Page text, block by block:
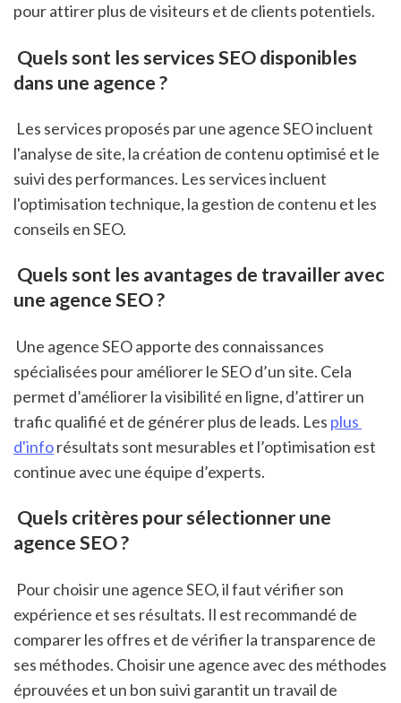
pour attirer plus de visiteurs et de clients potentiels.
dans une agence ?
l'analyse de site, la création de contenu optimisé et le
suivi des performances. Les services incluent
l'optimisation technique, la gestion de contenu et les
conseils en SEO.
une agence SEO ?
spécialisées pour améliorer le SEO d’un site. Cela
permet d’améliorer la visibilité en ligne, d’attirer un
trafic qualifié et de générer plus de leads. Les plus
d'info résultats sont mesurables et l’optimisation est
continue avec une équipe d’experts.
agence SEO ?
expérience et ses résultats. Il est recommandé de
comparer les offres et de vérifier la transparence de
ses méthodes. Choisir une agence avec des méthodes
éprouvées et un bon suivi garantit un travail de